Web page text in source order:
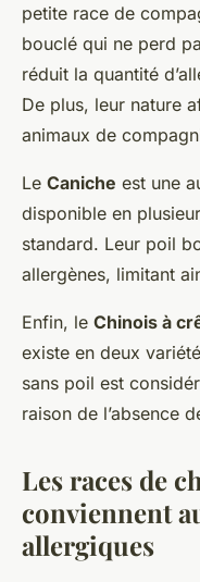
petite race de
bouclé qui ne perd
réduit la quantité
De plus, leur nature
animaux de
Le Caniche est une
disponible en
standard. Leur poil
allergènes, limitant
Enfin, le Chinois à
existe en deux
sans poil est
raison de l’absence
Les races de
conviennent
allergiques